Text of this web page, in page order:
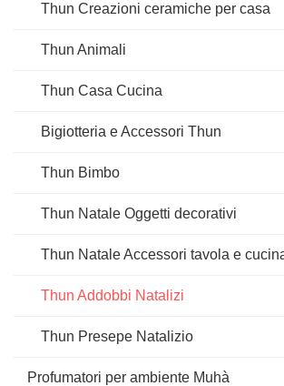
Thun Creazioni ceramiche per casa
Thun Animali
Thun Casa Cucina
Bigiotteria e Accessori Thun
Thun Bimbo
Thun Natale Oggetti decorativi
Thun Natale Accessori tavola e
Thun Addobbi Natalizi
Thun Presepe Natalizio
Profumatori per ambiente Muhà